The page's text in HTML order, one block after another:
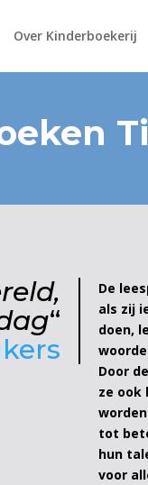
Over Kinderboekerij
“
De
als zij
doen,
Door
ze ook
tot
hun
voor